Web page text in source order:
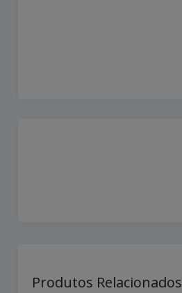
Produtos Relacionados